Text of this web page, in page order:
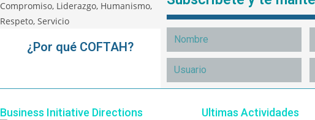
¿Por qué COFTAH?
Business Initiative Directions Ultimas Actividades